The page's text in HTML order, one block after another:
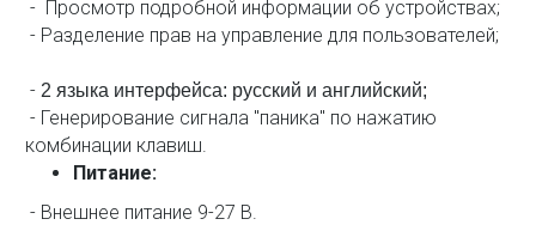
- Просмотр подробной информации об устройствах;
- Разделение прав на управление для пользователей;
- 2 языка интерфейса: русский и английский;
- Генерирование сигнала "паника" по нажатию
комбинации клавиш.
Питание:
- Внешнее питание 9-27 В.